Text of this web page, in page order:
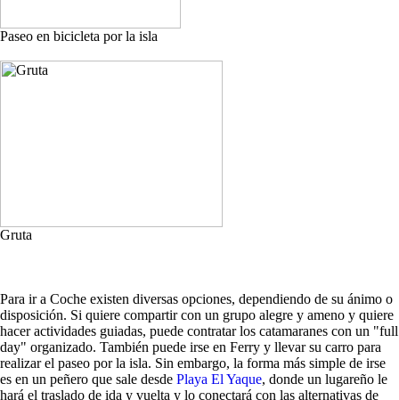
Paseo en bicicleta por la isla
Gruta
Para ir a Coche existen diversas opciones, dependiendo de su ánimo o
disposición. Si quiere compartir con un grupo alegre y ameno y quiere
hacer actividades guiadas, puede contratar los catamaranes con un "full
day" organizado. También puede irse en Ferry y llevar su carro para
realizar el paseo por la isla. Sin embargo, la forma más simple de irse
es en un peñero que sale desde Playa El Yaque, donde un lugareño le
hará el traslado de ida y vuelta y lo conectará con las alternativas de